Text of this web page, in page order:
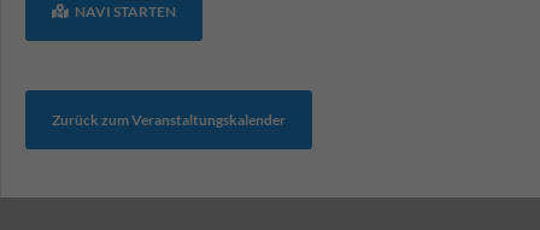
NAVI STARTEN
Zurück zum Veranstaltungskalender